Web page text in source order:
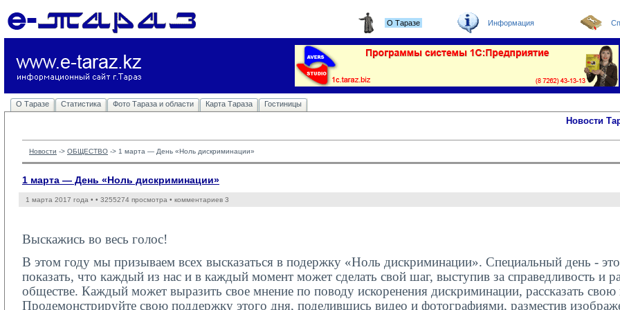
О Таразе Информация
О Таразе Статистика Фото Тараза и области Карта Тараза Гостиницы
Новости
Новости -> ОБЩЕСТВО -> 1 марта — День «Ноль дискриминации»
1 марта — День «Ноль дискриминации»
1 марта 2017 года • • 3255274 просмотра • комментариев 3
Выскажись во весь голос!
В этом году мы призываем всех высказаться в подержку «Ноль дискриминации». Специальный день -
показать, что каждый из нас и в каждый момент может сделать свой шаг, выступив за справедливость и
обществе. Каждый может выразить свое мнение по поводу искоренения дискриминации, рассказать
Продемонстрируйте свою поддержку этого дня, поделившись видео и фотографиями, разместив